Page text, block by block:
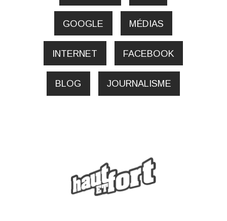
GOOGLE MÉDIAS
INTERNET FACEBOOK
BLOG JOURNALISME